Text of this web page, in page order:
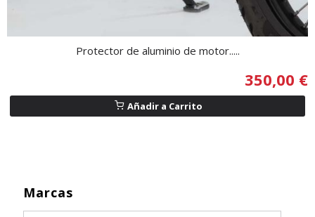
Marcas
Protector de aluminio de motor.....
350,00 €
Añadir a Carrito